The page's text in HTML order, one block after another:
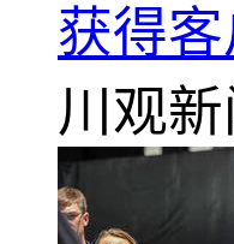
获得
川观新